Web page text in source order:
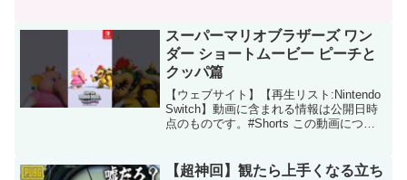
丸分かり！最近だと、マルタやペルセウ
スをよく使われる...
スーパーマリオブラザーズ ワン
ダー ショートムービー ピーチと
クッパ篇
【ウェブサイト】【再生リスト:Nintendo
Switch】動画に含まれる情報は公開日時
点のものです。#Shorts この動画につい
【超神回】観たら上手くなる立ち